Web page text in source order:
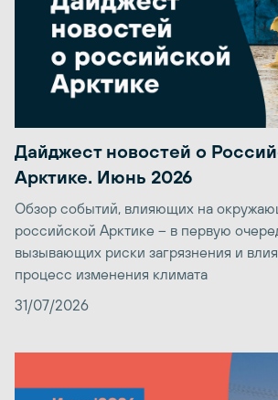
Дайджест новостей о
Арктике. Июнь 2026
Обзор событий, влияющих на
российской Арктике – в первую
вызывающих риски загрязнения и
процесс изменения климата
31/07/2026